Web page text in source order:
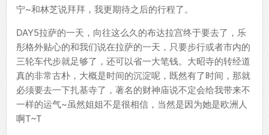
宁~和林芝说拜拜，我更期待之后的行程了。
DAY5拉萨的一天，向往这么久的布达拉宫终于要去了，乐
彤格外贴心的和我们说在拉萨的一天，只要步行或者市内的
三轮车代步就足够了，还可以省一大笔钱。大昭寺的转经道
真的非常古朴，大概是时间的沉淀呢，既然有了时间，那就
必须要去一下扎基寺了，著名的财神庙说不定会给我带来不
一样的运气~虽然姐姐不是很相信，当然是因为她是欧洲人
啊T~T